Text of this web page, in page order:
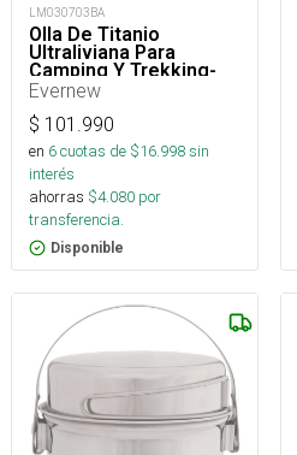
LM030703BA
Olla De Titanio
Ultraliviana Para
Camping Y Trekking-
600 Ml
Evernew
$ 101.990
en 6cuotas de $16.998sin
interés
ahorras $4.080 por
transferencia.
Disponible